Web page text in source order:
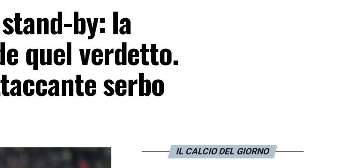
by: la
quel verdetto.
serbo
IL CALCIO DEL GIORNO